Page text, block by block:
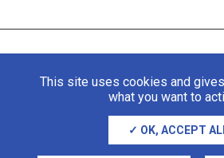
Mentions légales Gestion
This site uses cookies and
what you want to
OK, ACCEPT